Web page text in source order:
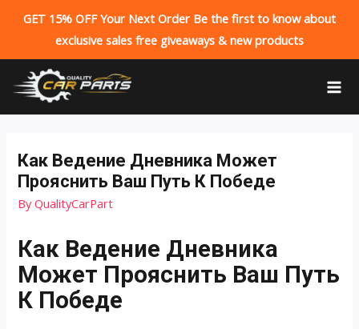
GET 15% OFF Your Next Order Be the first to know about
exclusive sales free giveaways & new products
content
Как Ведение Дневника Может
Прояснить Ваш Путь К Победе
ByQualityCarPart
Как Ведение Дневника
Может Прояснить Ваш Путь
К Победе